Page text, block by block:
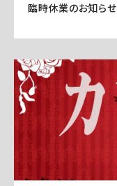
臨時休業のお知らせ